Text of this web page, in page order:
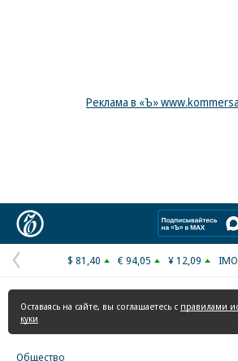
Реклама в «Ъ»
Предыдущая
страница
$ 81,40 € 94,05 ¥ 12,09
Оставаясь на сайте, вы соглашаетесь с правилами
куки
Общество